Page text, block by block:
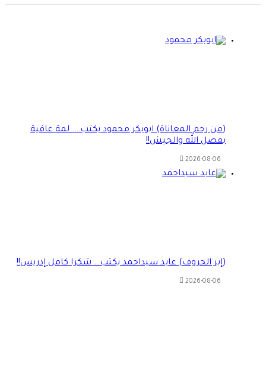
(من رحم المعاناة) ابوبكر محمود يكتب…. لمة عافية
بفضل الله والجيش!!
2026-08-06
(إبر الحروف) عابد سيداحمد يكتب… شكرا كامل إدريس!!
2026-08-06